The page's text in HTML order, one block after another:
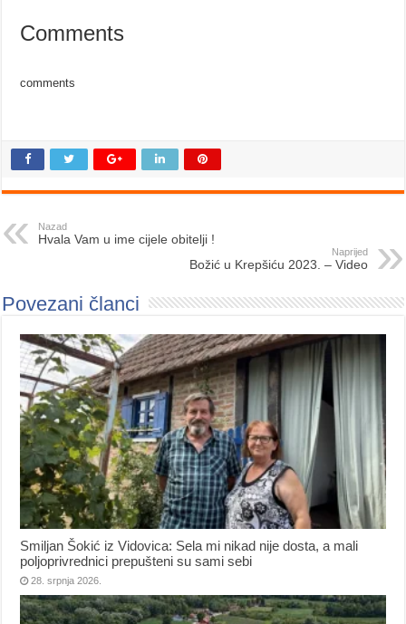
Comments
comments
Nazad
Hvala Vam u ime cijele obitelji !
Naprijed
Božić u Krepšiću 2023. – Video
Povezani članci
Smiljan Šokić iz Vidovica: Sela mi nikad nije dosta, a mali
poljoprivrednici prepušteni su sami sebi
28. srpnja 2026.